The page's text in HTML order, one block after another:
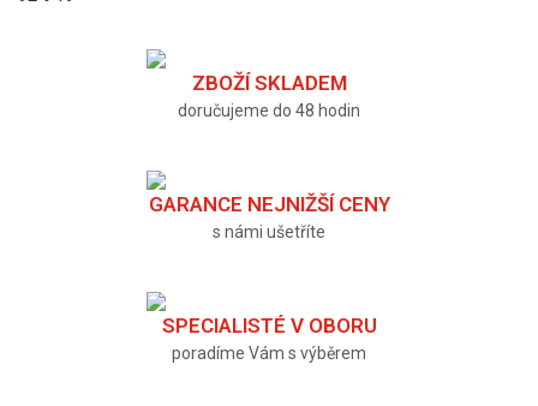
ZBOŽÍ SKLADEM
doručujeme do 48 hodin
GARANCE NEJNIŽŠÍ CENY
s námi ušetříte
SPECIALISTÉ V OBORU
poradíme Vám s výběrem